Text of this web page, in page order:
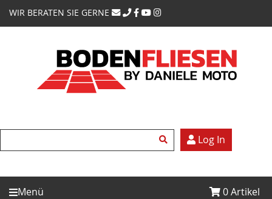
WIR BERATEN SIE GERNE
Log In
Menü 0Artikel